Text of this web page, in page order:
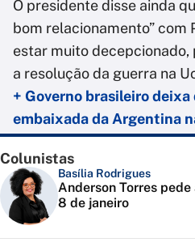
O presidente disse ainda
bom relacionamento” com
estar muito
a resolução da guerra na
+ Governo brasileiro
embaixada da Argentina
Colunistas
Basília Rodrigues
Anderson Torres
8 de janeiro